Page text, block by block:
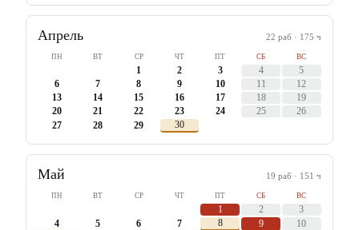
Апрель 22 раб · 175 ч
ПН ВТ СР ЧТ ПТ СБ ВС
1 2 3 4
5
6
7 8 9 10 11
12
13
14 15 16 17 18
19
20
21 22 23 24 25
26
27
28 29 30
Май 19 раб · 151 ч
ПН ВТ СР ЧТ ПТ СБ ВС
1 2
3
4
5 6 7 8 9
10